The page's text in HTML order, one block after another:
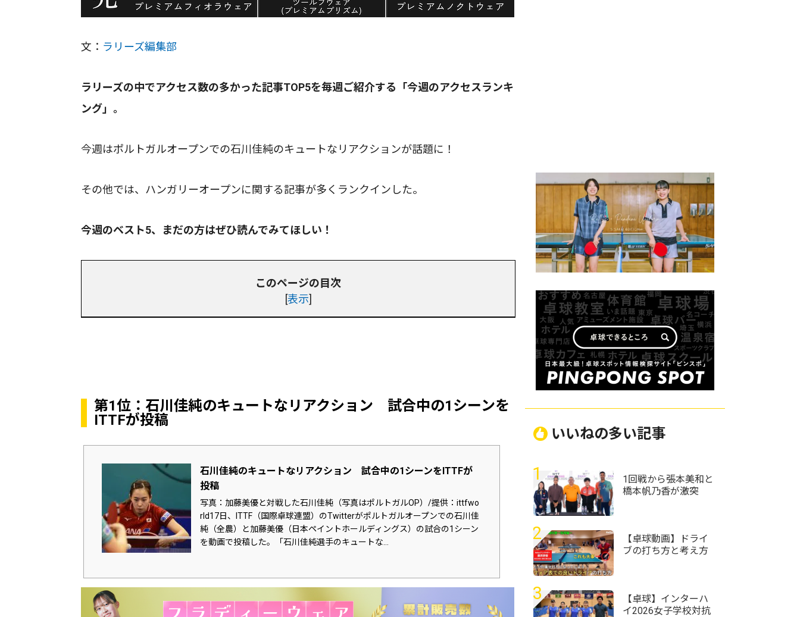
文： ラリーズ編集部
ラリーズの中でアクセス数の多かった記事TOP5を毎週ご紹介する「今週のアクセスランキ
ング」。
今週はポルトガルオープンでの石川佳純のキュートなリアクションが話題に！
その他では、ハンガリーオープンに関する記事が多くランクインした。
今週のベスト5、まだの方はぜひ読んでみてほしい！
このページの目次
[表示]
第1位：石川佳純のキュートなリアクション 試合中の1シーンを
ITTFが投稿
石川佳純のキュートなリアクション 試合中の1シーンをITTFが
投稿
写真：加藤美優と対戦した石川佳純（写真はポルトガルOP）/提供：ittfwo
rld17日、ITTF（国際卓球連盟）のTwitterがポルトガルオープンでの石川佳
純（全農）と加藤美優（日本ペイントホールディングス）の試合の1シーン
を動画で投稿した。「石川佳純選手のキュートな...
いいねの多い記事
1
1回戦から張本美和と
橋本帆乃香が激突
ンピオンズ横浜2026
＞
2
【卓球動画】ドライ
ブの打ち方と考え方
に飛ばすスポーツで
はない」｜酒井詩音
3
【卓球】インターハ
イ2026女子学校対抗